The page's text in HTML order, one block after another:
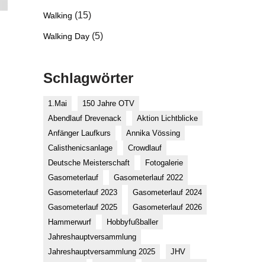
Walking (15)
Walking Day (5)
Schlagwörter
1.Mai
150 Jahre OTV
Abendlauf Drevenack
Aktion Lichtblicke
Anfänger Laufkurs
Annika Vössing
Calisthenicsanlage
Crowdlauf
Deutsche Meisterschaft
Fotogalerie
Gasometerlauf
Gasometerlauf 2022
Gasometerlauf 2023
Gasometerlauf 2024
Gasometerlauf 2025
Gasometerlauf 2026
Hammerwurf
Hobbyfußballer
Jahreshauptversammlung
Jahreshauptversammlung 2025
JHV